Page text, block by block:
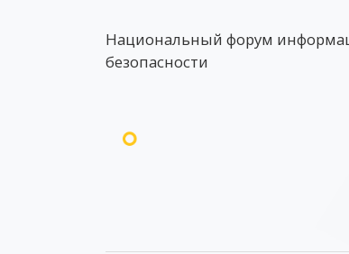
Национальный форум
безопасности